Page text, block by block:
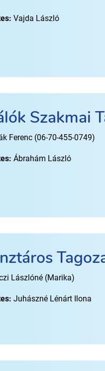
Vajda László
Szakmai
Ferenc (06-70-455-0749)
Ábrahám László
Lászlóné (Marika)
Juhászné Lénárt Ilona